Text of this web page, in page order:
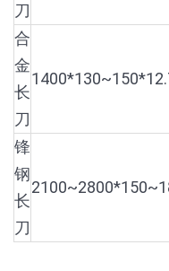
刀
合
金
长
刀
锋
钢
长
刀